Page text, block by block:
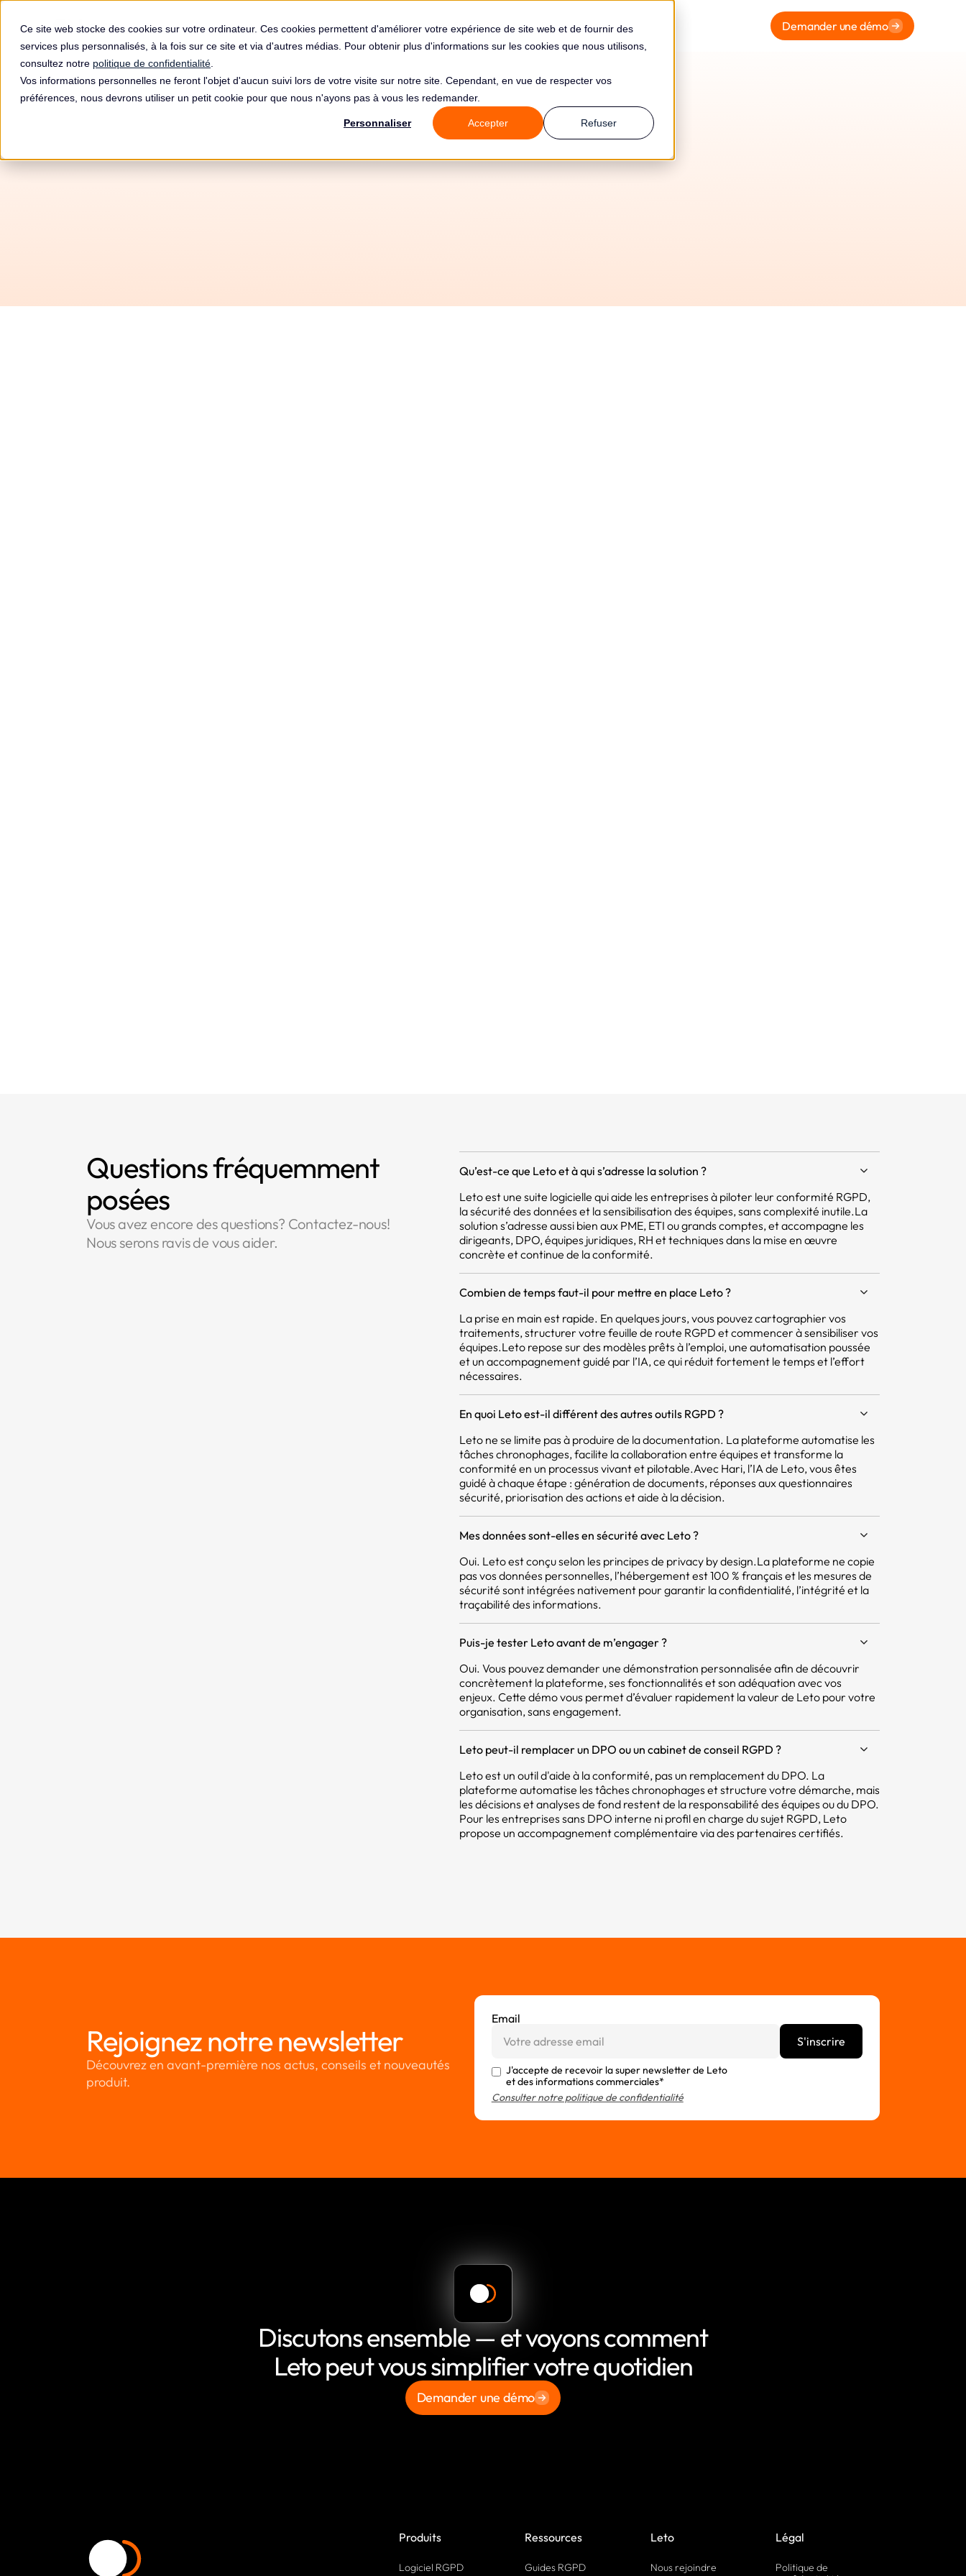
Ce site web stocke des cookies sur votre ordinateur. Ces cookies permettent d'améliorer votre expérience de site web et de fournir des
services plus personnalisés, à la fois sur ce site et via d'autres médias. Pour obtenir plus d'informations sur les cookies que nous utilisons,
consultez notre politique de confidentialité
Vos informations personnelles ne feront l'objet d'aucun suivi lors de votre visite sur notre site. Cependant, en vue de respecter vos
préférences, nous devrons utiliser un petit cookie pour que nous n'ayons pas à vous les redemander.
Personnaliser Accepter Refuser
Produits Solutions Tarifs Clients Ressources Demander une démo
Amende de 20100€ pour Agence
Danoise De L&#39;immigration
Questions fréquemment
posées
Vous avez encore des questions? Contactez-nous!
Nous serons ravis de vous aider.
Qu’est-ce que Leto et à qui s’adresse la solution ?
Leto est une suite logicielle qui aide les entreprises à piloter leur conformité RGPD,
la sécurité des données et la sensibilisation des équipes, sans complexité inutile.La
solution s’adresse aussi bien aux PME, ETI ou grands comptes, et accompagne les
dirigeants, DPO, équipes juridiques, RH et techniques dans la mise en œuvre
concrète et continue de la conformité.
Combien de temps faut-il pour mettre en place Leto ?
La prise en main est rapide. En quelques jours, vous pouvez cartographier vos
traitements, structurer votre feuille de route RGPD et commencer à sensibiliser vos
équipes.Leto repose sur des modèles prêts à l’emploi, une automatisation poussée
et un accompagnement guidé par l’IA, ce qui réduit fortement le temps et l’effort
nécessaires.
En quoi Leto est-il différent des autres outils RGPD ?
Leto ne se limite pas à produire de la documentation. La plateforme automatise les
tâches chronophages, facilite la collaboration entre équipes et transforme la
conformité en un processus vivant et pilotable.Avec Hari, l’IA de Leto, vous êtes
guidé à chaque étape : génération de documents, réponses aux questionnaires
sécurité, priorisation des actions et aide à la décision.
Mes données sont-elles en sécurité avec Leto ?
Oui. Leto est conçu selon les principes de privacy by design.La plateforme ne copie
pas vos données personnelles, l’hébergement est 100 % français et les mesures de
sécurité sont intégrées nativement pour garantir la confidentialité, l’intégrité et la
traçabilité des informations.
Puis-je tester Leto avant de m’engager ?
Oui. Vous pouvez demander une démonstration personnalisée afin de découvrir
concrètement la plateforme, ses fonctionnalités et son adéquation avec vos
enjeux. Cette démo vous permet d’évaluer rapidement la valeur de Leto pour votre
organisation, sans engagement.
Leto peut-il remplacer un DPO ou un cabinet de conseil RGPD ?
Leto est un outil d'aide à la conformité, pas un remplacement du DPO. La
plateforme automatise les tâches chronophages et structure votre démarche, mais
les décisions et analyses de fond restent de la responsabilité des équipes ou du DPO.
Pour les entreprises sans DPO interne ni profil en charge du sujet RGPD, Leto
propose un accompagnement complémentaire via des partenaires certifiés.
Rejoignez notre newsletter
Découvrez en avant-première nos actus, conseils et nouveautés
produit.
Email
J'accepte de recevoir la super newsletter de Leto
et des informations commerciales*
Consulter notre politique de confidentialité
Discutons ensemble — et voyons comment
Leto peut vous simplifier votre quotidien
Demander une démo
Produits
Logiciel RGPD
Ressources
Guides RGPD
Leto
Nous rejoindre
Légal
Politique de